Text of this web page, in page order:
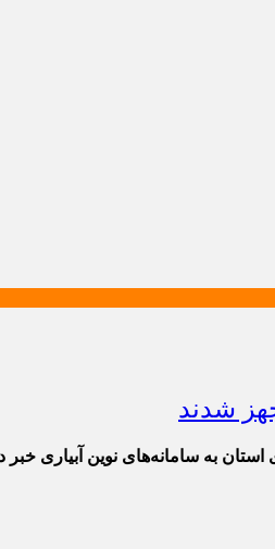
از تجهیز ۴۱ هزار هکتار از اراضی کشاورزی